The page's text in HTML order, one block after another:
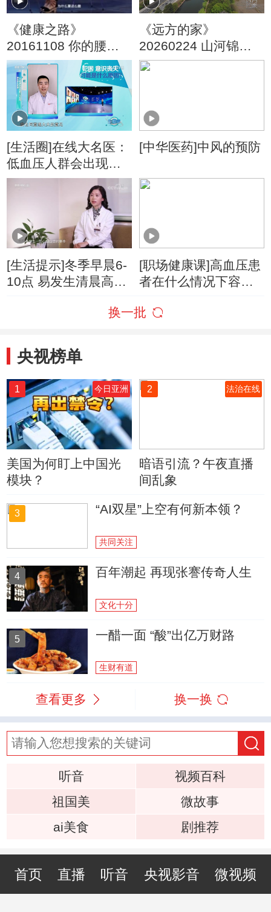
《健康之路》
20161108 你的腰怎
么了？（上）
《远方的家》
20260224 山河锦绣
看中国 绍兴古韵 枕水
[生活圈]在线大名医：
低血压人群会出现高
血压吗？
[中华医药]中风的预防
[生活提示]冬季早晨6-
10点 易发生清晨高血
[职场健康课]高血压患
者在什么情况下容易
换一批
央视榜单
1 今日亚洲
美国为何盯上中国光
模块？
2 法治在线
暗语引流？午夜直播
间乱象
3 “AI双星”上空有何新本领？
共同关注
4 百年潮起 再现张謇传奇人生
文化十分
5 一醋一面 “酸”出亿万财路
生财有道
查看更多 换一换
听音
视频百科
祖国美
微故事
ai美食
剧推荐
首页 直播 听音 央视影音 微视频